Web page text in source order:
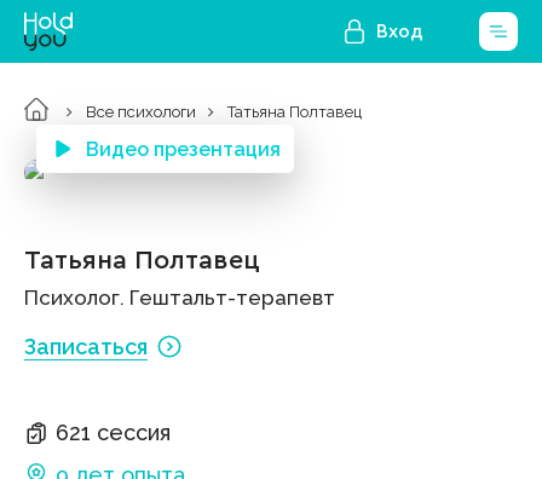
Вход
Все психологи Татьяна Полтавец
Видео презентация
Татьяна Полтавец
Психолог. Гештальт-терапевт
Записаться
621 сессия